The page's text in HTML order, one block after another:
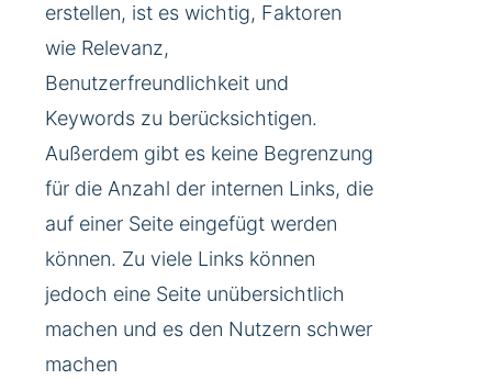
erstellen, ist es wichtig, Faktoren
wie Relevanz,
Benutzerfreundlichkeit und
Keywords zu berücksichtigen.
Außerdem gibt es keine Begrenzung
für die Anzahl der internen Links, die
auf einer Seite eingefügt werden
können. Zu viele Links können
jedoch eine Seite unübersichtlich
machen und es den Nutzern schwer
machen